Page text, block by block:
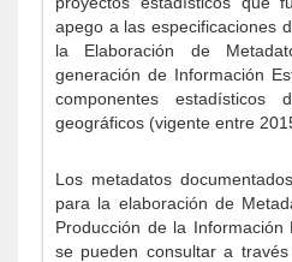
apego a las especificaciones
la Elaboración de
generación de Información
componentes estadísticos
geográficos (vigente entre
Los metadatos
para la elaboración de
Producción de la Información
se pueden consultar a